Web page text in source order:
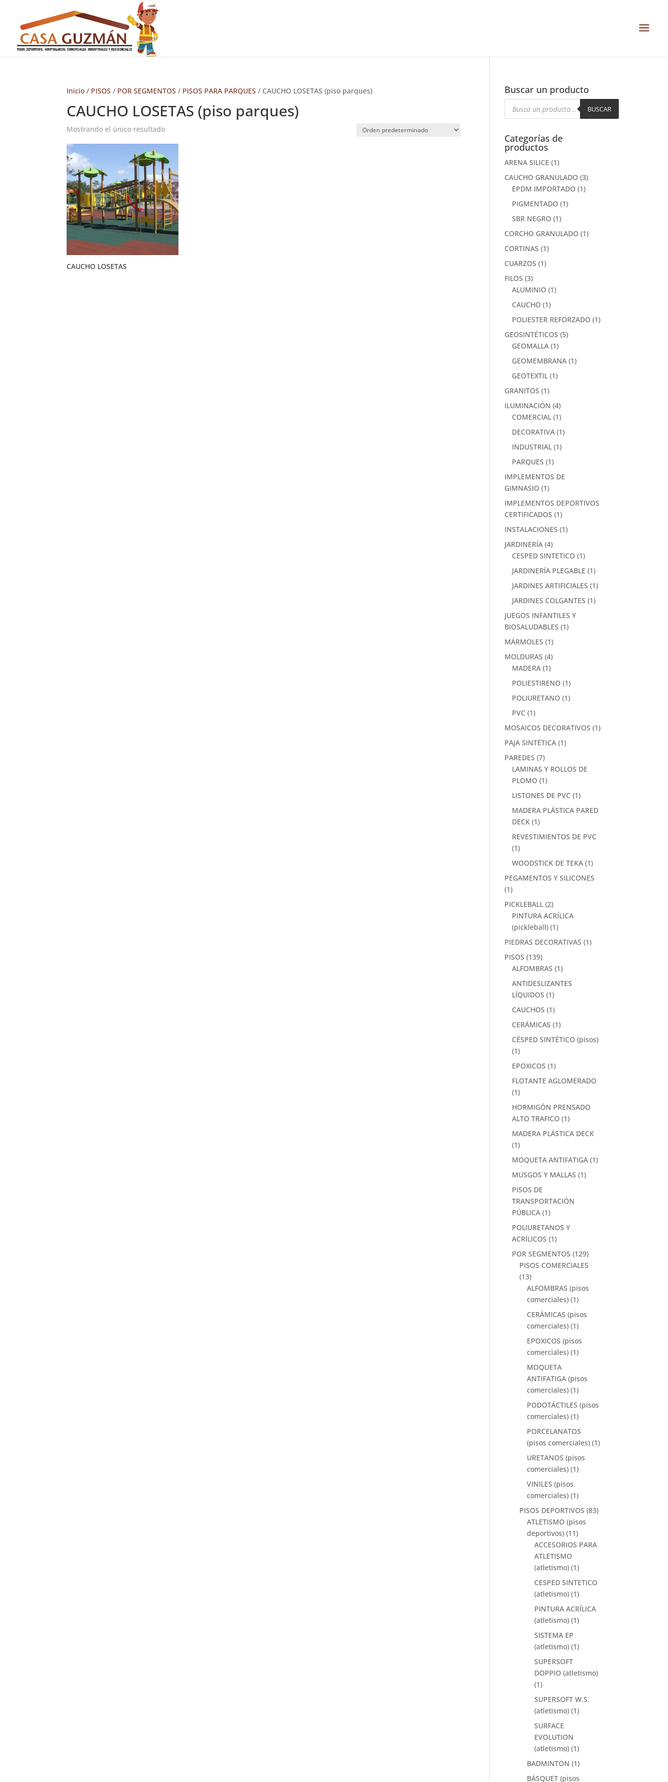
Inicio / PISOS / POR SEGMENTOS / PISOS PARA PARQUES / CAUCHO LOSETAS (piso parques)
CAUCHO LOSETAS (piso parques)
Mostrando el único resultado
CAUCHO LOSETAS
Buscar un producto
Búsqueda
productos
BUSCAR
Categorías de
productos
ARENA SILICE (1)
CAUCHO GRANULADO (3)
EPDM IMPORTADO (1)
PIGMENTADO (1)
SBR NEGRO (1)
CORCHO GRANULADO (1)
CORTINAS (1)
CUARZOS (1)
FILOS (3)
ALUMINIO (1)
CAUCHO (1)
POLIESTER REFORZADO (1)
GEOSINTÉTICOS (5)
GEOMALLA (1)
GEOMEMBRANA (1)
GEOTEXTIL (1)
GRANITOS (1)
ILUMINACIÓN (4)
COMERCIAL (1)
DECORATIVA (1)
INDUSTRIAL (1)
PARQUES (1)
IMPLEMENTOS DE
GIMNASIO (1)
IMPLEMENTOS DEPORTIVOS
CERTIFICADOS (1)
INSTALACIONES (1)
JARDINERÍA (4)
CESPED SINTETICO (1)
JARDINERÍA PLEGABLE (1)
JARDINES ARTIFICIALES (1)
JARDINES COLGANTES (1)
JUEGOS INFANTILES Y
BIOSALUDABLES (1)
MÁRMOLES (1)
MOLDURAS (4)
MADERA (1)
POLIESTIRENO (1)
POLIURETANO (1)
PVC (1)
MOSAICOS DECORATIVOS (1)
PAJA SINTÉTICA (1)
PAREDES (7)
LAMINAS Y ROLLOS DE
PLOMO (1)
LISTONES DE PVC (1)
MADERA PLÁSTICA PARED
DECK (1)
REVESTIMIENTOS DE PVC
(1)
WOODSTICK DE TEKA (1)
PEGAMENTOS Y SILICONES
(1)
PICKLEBALL (2)
PINTURA ACRÍLICA
(pickleball) (1)
PIEDRAS DECORATIVAS (1)
PISOS (139)
ALFOMBRAS (1)
ANTIDESLIZANTES
LÍQUIDOS (1)
CAUCHOS (1)
CERÁMICAS (1)
CÉSPED SINTÉTICO (pisos)
(1)
EPOXICOS (1)
FLOTANTE AGLOMERADO
(1)
HORMIGÓN PRENSADO
ALTO TRAFICO (1)
MADERA PLÁSTICA DECK
(1)
MOQUETA ANTIFATIGA (1)
MUSGOS Y MALLAS (1)
PISOS DE
TRANSPORTACIÓN
PÚBLICA (1)
POLIURETANOS Y
ACRÍLICOS (1)
POR SEGMENTOS (129)
PISOS COMERCIALES
(13)
ALFOMBRAS (pisos
comerciales) (1)
CERÁMICAS (pisos
comerciales) (1)
EPOXICOS (pisos
comerciales) (1)
MOQUETA
ANTIFATIGA (pisos
comerciales) (1)
PODOTÁCTILES (pisos
comerciales) (1)
PORCELANATOS
(pisos comerciales) (1)
URETANOS (pisos
comerciales) (1)
VINILES (pisos
comerciales) (1)
PISOS DEPORTIVOS (83)
ATLETISMO (pisos
deportivos) (11)
ACCESORIOS PARA
ATLETISMO
(atletismo) (1)
CESPED SINTETICO
(atletismo) (1)
PINTURA ACRÍLICA
(atletismo) (1)
SISTEMA EP
(atletismo) (1)
SUPERSOFT
DOPPIO (atletismo)
(1)
SUPERSOFT W.S.
(atletismo) (1)
SURFACE
EVOLUTION
(atletismo) (1)
BADMINTON (1)
BÁSQUET (pisos